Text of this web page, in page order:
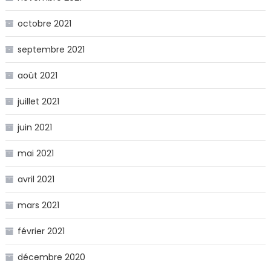
octobre 2021
septembre 2021
août 2021
juillet 2021
juin 2021
mai 2021
avril 2021
mars 2021
février 2021
décembre 2020